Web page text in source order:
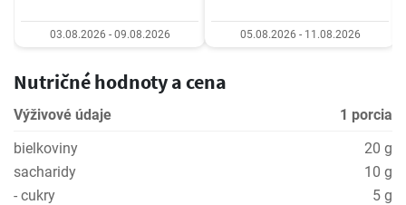
03.08.2026 - 09.08.2026 05.08.2026 - 11.08.2026
Nutričné hodnoty a cena
Výživové údaje
1 porcia
bielkoviny
20 g
sacharidy
10 g
- cukry
5 g